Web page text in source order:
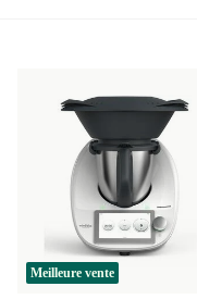
Meilleure vente